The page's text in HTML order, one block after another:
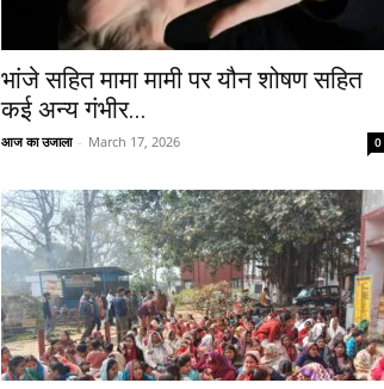
भांजे सहित मामा मामी पर यौन शोषण सहित
कई अन्य गंभीर...
आज का उजाला - March 17, 2026 0